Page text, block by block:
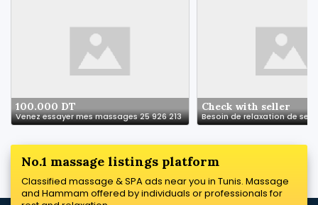
100.000 DT
Venez essayer mes massages 25 926 213
Check with seller
No.1 massage listings platform
Classified massage & SPA ads near you in Tunis. Massage
and Hammam offered by individuals or professionals for